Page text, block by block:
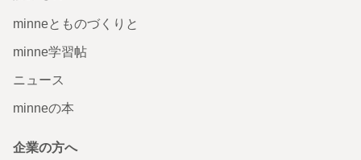
minneとものづくりと
minne学習帖
ニュース
minneの本
企業の方へ